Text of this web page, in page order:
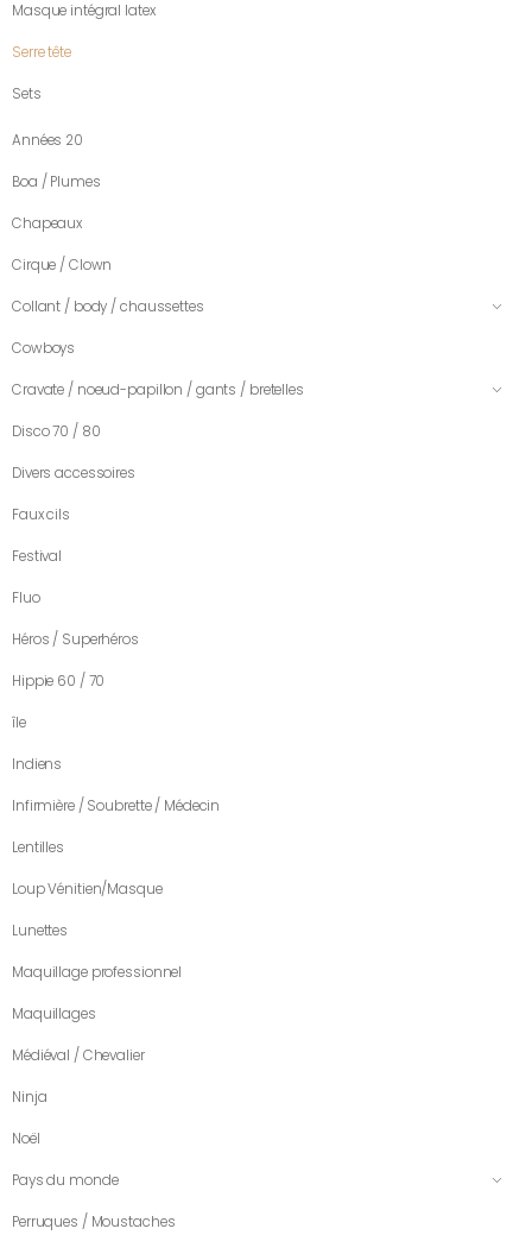
Masque intégral latex
Serre tête
Sets
Années 20
Boa / Plumes
Chapeaux
Cirque / Clown
Collant / body / chaussettes
Cowboys
Cravate / noeud-papillon / gants / bretelles
Disco 70 / 80
Divers accessoires
Faux cils
Festival
Fluo
Héros / Superhéros
Hippie 60 / 70
île
Indiens
Infirmière / Soubrette / Médecin
Lentilles
Loup Vénitien/Masque
Lunettes
Maquillage professionnel
Maquillages
Médiéval / Chevalier
Ninja
Noël
Pays du monde
Perruques / Moustaches